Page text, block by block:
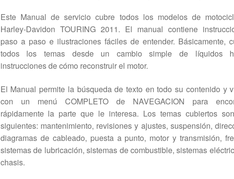
Este Manual de servicio cubre todos los modelos de
Harley-Davidon TOURING 2011. El manual contiene
paso a paso e ilustraciones fáciles de entender. Básicamente,
todos los temas desde un cambio simple de líquidos
instrucciones de cómo reconstruir el motor.
El Manual permite la búsqueda de texto en todo su contenido y
con un menú COMPLETO de NAVEGACION para
rápidamente la parte que le interesa. Los temas cubiertos
siguientes: mantenimiento, revisiones y ajustes, suspensión,
diagramas de cableado, puesta a punto, motor y transmisión,
sistemas de lubricación, sistemas de combustible, sistemas
chasis.